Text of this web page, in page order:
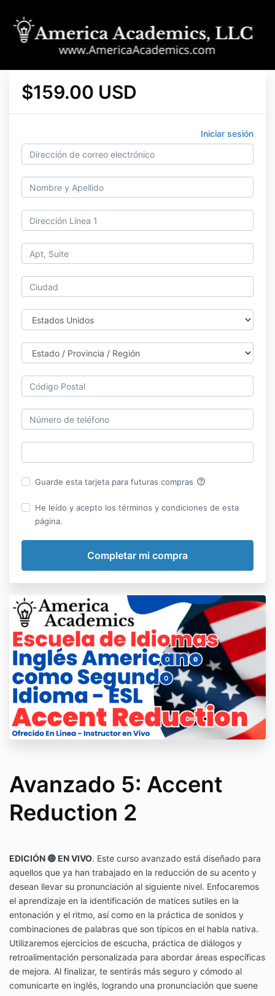
$159.00 USD
Iniciar sesión
Guarde esta tarjeta para futuras compras help_outline
He leído y acepto los términos y condiciones de esta
página.
Avanzado 5: Accent
Reduction 2
EDICIÓN 🔴 EN VIVO. Este curso avanzado está diseñado para
aquellos que ya han trabajado en la reducción de su acento y
desean llevar su pronunciación al siguiente nivel. Enfocaremos
el aprendizaje en la identificación de matices sutiles en la
entonación y el ritmo, así como en la práctica de sonidos y
combinaciones de palabras que son típicos en el habla nativa.
Utilizaremos ejercicios de escucha, práctica de diálogos y
retroalimentación personalizada para abordar áreas específicas
de mejora. Al finalizar, te sentirás más seguro y cómodo al
comunicarte en inglés, logrando una pronunciación que suene